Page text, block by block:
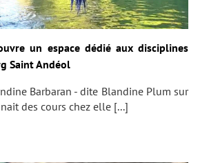
un espace dédié aux disciplines
Saint Andéol
Barbaran - dite Blandine Plum sur
des cours chez elle [...]